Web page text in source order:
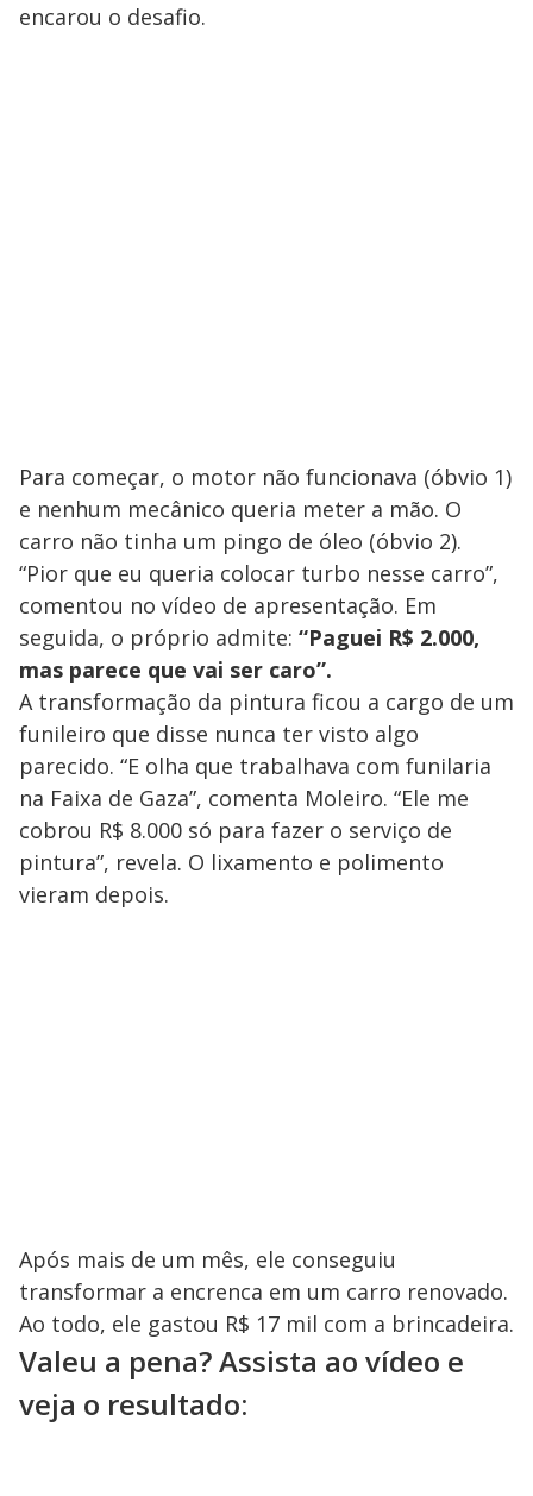
encarou o desafio.
Para começar, o motor não funcionava (óbvio 1)
e nenhum mecânico queria meter a mão. O
carro não tinha um pingo de óleo (óbvio 2).
“Pior que eu queria colocar turbo nesse carro”,
comentou no vídeo de apresentação. Em
seguida, o próprio admite: “Paguei R$ 2.000,
mas parece que vai ser caro”.
A transformação da pintura ficou a cargo de um
funileiro que disse nunca ter visto algo
parecido. “E olha que trabalhava com funilaria
na Faixa de Gaza”, comenta Moleiro. “Ele me
cobrou R$ 8.000 só para fazer o serviço de
pintura”, revela. O lixamento e polimento
vieram depois.
Após mais de um mês, ele conseguiu
transformar a encrenca em um carro renovado.
Ao todo, ele gastou R$ 17 mil com a brincadeira.
Valeu a pena? Assista ao vídeo e
veja o resultado: